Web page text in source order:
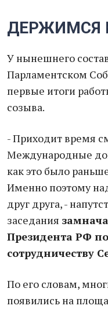
ДЕРЖИМСЯ
У нынешнего
Парламентском
первые итоги
созыва.
- Приходит время
Международные
как это было
Именно поэтому
друг друга, -
заседания
Президента РФ
сотрудничеству
По его словам,
появились на